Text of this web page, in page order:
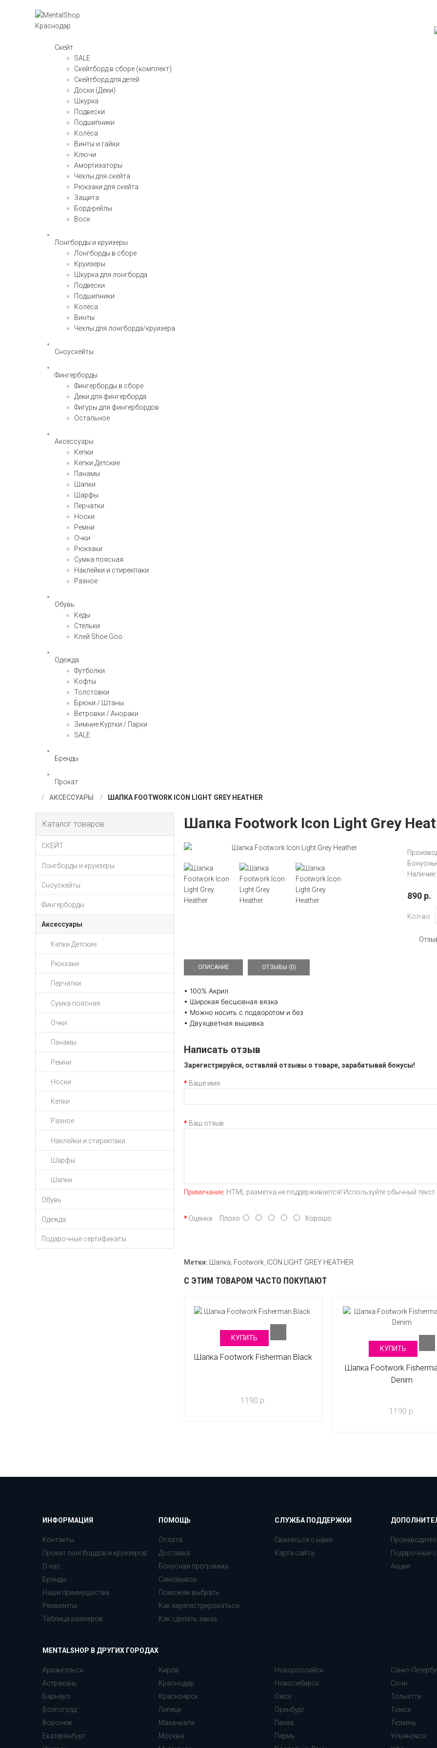
Скейт
SALE
Скейтборд в сборе (комплект)
Скейтборд для детей
Доски (Деки)
Шкурка
Подвески
Подшипники
Колёса
Винты и гайки
Ключи
Амортизаторы
Чехлы для скейта
Рюкзаки для скейта
Защита
Борд-рейлы
Воск
Лонгборды и круизеры
Лонгборды в сборе
Круизеры
Шкурка для лонгборда
Подвески
Подшипники
Колёса
Винты
Чехлы для лонгборда/круизера
Сноускейты
Фингерборды
Фингерборды в сборе
Деки для фингерборда
Фигуры для фингербордов
Остальное
Аксессуары
Кепки
Кепки Детские
Панамы
Шапки
Шарфы
Перчатки
Носки
Ремни
Очки
Рюкзаки
Сумка поясная
Наклейки и стирекпаки
Разное
Обувь
Кеды
Стельки
Клей Shoe Goo
Одежда
Футболки
Кофты
Толстовки
Брюки / Штаны
Ветровки / Анораки
Зимние Куртки / Парки
SALE
Бренды
Прокат
АКСЕССУАРЫ
ШАПКА FOOTWORK ICON LIGHT GREY HEATHER
Каталог товаров
СКЕЙТ
Лонгборды и круизеры
Сноускейты
Фингерборды
Аксессуары
Кепки Детские
Рюкзаки
Перчатки
Сумка поясная
Очки
Панамы
Ремни
Носки
Кепки
Разное
Наклейки и стирекпаки
Шарфы
Шапки
Обувь
Одежда
Подарочные сертификаты
Шапка Footwork Icon Light Grey
Наличие:
890 р.
Кол-во
ОПИСАНИЕ ОТЗЫВЫ (0)
• 100% Акрил
• Широкая бесшовная вязка
• Можно носить с подворотом и без
• Двухцветная вышивка
Написать отзыв
Зарегистрируйся, оставляй отзывы о товаре, зарабатывай бонусы!
Ваше имя
Ваш отзыв
Примечание: HTML разметка не поддерживается! Используйте обычный текст.
Оценка Плохо Хорошо
Метки: Шапка Footwork ICON LIGHT GREY HEATHER
С ЭТИМ ТОВАРОМ ЧАСТО ПОКУПАЮТ
КУПИТЬ
Шапка Footwork Fisherman Black
1190 р.
КУПИТЬ
Шапка Footwork
Denim
1190 р.
ИНФОРМАЦИЯ
Контакты
Прокат лонгбордов и круизеров
О нас
Бренды
Наши преимущества
Реквизиты
Таблица размеров
ПОМОЩЬ
Оплата
Доставка
Бонусная программа
Самовывоз
Поможем выбрать
Как зарегистрироваться
Как сделать заказ
СЛУЖБА ПОДДЕРЖКИ
Связаться с нами
Карта сайта
Подарочные
Акции
MENTALSHOP В ДРУГИХ ГОРОДАХ
Архангельск
Астрахань
Барнаул
Волгоград
Воронеж
Екатеринбург
Киров
Краснодар
Красноярск
Липецк
Махачкала
Москва
Новороссийск
Новосибирск
Омск
Оренбург
Пенза
Пермь
Санкт-
Сочи
Тольятти
Томск
Тюмень
Ульяновск